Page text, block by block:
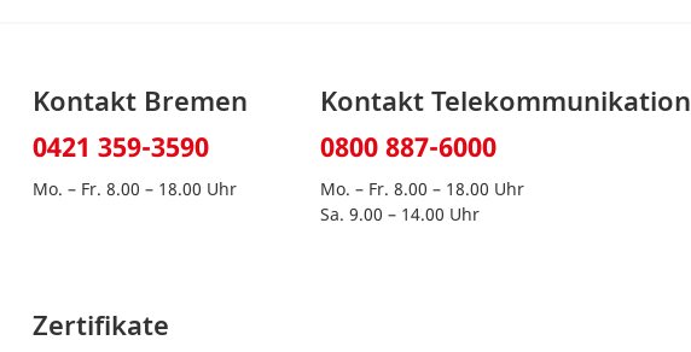
Kontakt Bremen
0421 359-3590
Mo. – Fr. 8.00 – 18.00 Uhr
Kontakt Telekommunikation
0800 887-6000
Mo. – Fr. 8.00 – 18.00 Uhr
Sa. 9.00 – 14.00 Uhr
Zertifikate